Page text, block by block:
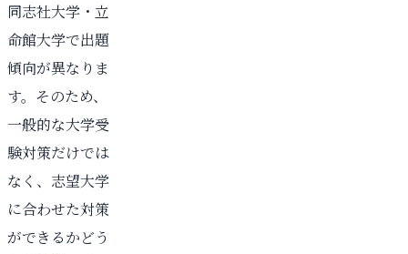
同志社大学・立
命館大学で出題
傾向が異なりま
す。そのため、
一般的な大学受
験対策だけでは
なく、志望大学
に合わせた対策
ができるかどう